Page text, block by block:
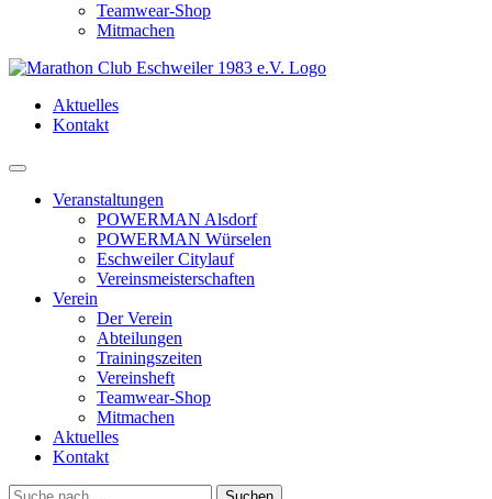
Teamwear-Shop
Mitmachen
Aktuelles
Kontakt
Menü
Veranstaltungen
POWERMAN Alsdorf
POWERMAN Würselen
Eschweiler Citylauf
Vereinsmeisterschaften
Verein
Der Verein
Abteilungen
Trainingszeiten
Vereinsheft
Teamwear-Shop
Mitmachen
Aktuelles
Kontakt
Search